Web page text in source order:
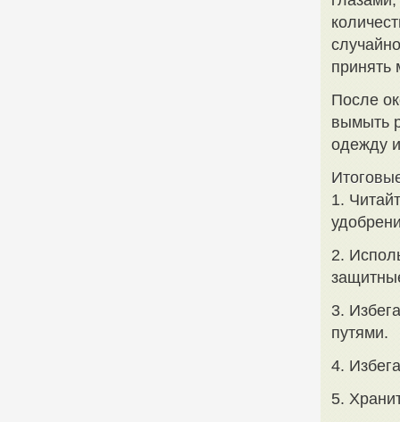
принять
После
вымыть
одежду
1.
2.
3.
путями.
4.
5.